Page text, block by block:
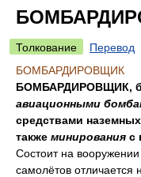
Толкование
Перевод
БОМБАРДИРОВЩИК
БОМБАРДИРОВЩИК,
авиационными
средствами
также минирования с
Состоит на вооружении
самолётов отличается